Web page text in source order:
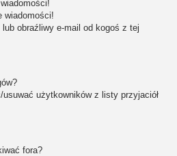
wiadomości!
lub obraźliwy e-mail od kogoś z tej
użytkowników z listy przyjaciół
fora?